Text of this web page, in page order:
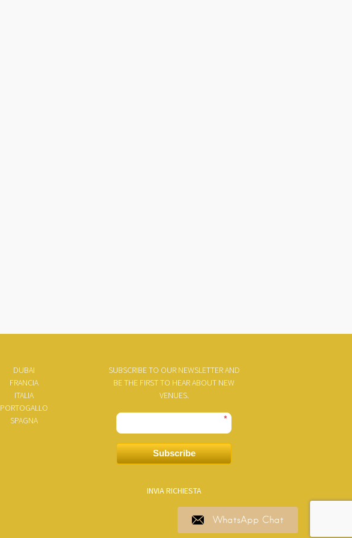
DUBAI
FRANCIA
ITALIA
PORTOGALLO
SPAGNA
SUBSCRIBE TO OUR NEWSLETTER AND
BE THE FIRST TO HEAR ABOUT NEW
VENUES.
*
Subscribe
INVIA RICHIESTA
WhatsApp Chat